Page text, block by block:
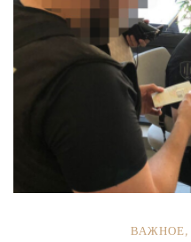
ВАЖНОЕ,